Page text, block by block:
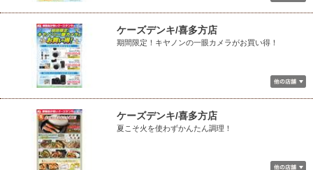
ケーズデンキ/喜多方店
期間限定！キヤノンの一眼カメラがお買い得！
ケーズデンキ/喜多方店
夏こそ火を使わずかんたん調理！